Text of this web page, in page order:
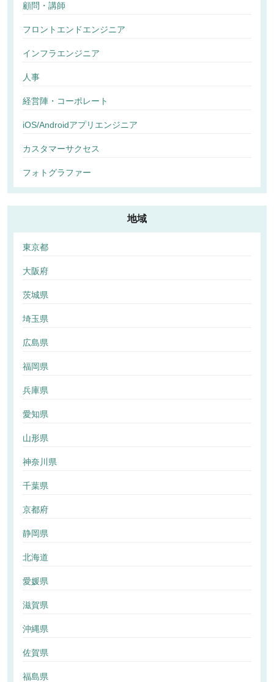
顧問・講師
フロントエンドエンジニア
インフラエンジニア
人事
経営陣・コーポレート
iOS/Androidアプリエンジニア
カスタマーサクセス
フォトグラファー
地域
東京都
大阪府
茨城県
埼玉県
広島県
福岡県
兵庫県
愛知県
山形県
神奈川県
千葉県
京都府
静岡県
北海道
愛媛県
滋賀県
沖縄県
佐賀県
福島県